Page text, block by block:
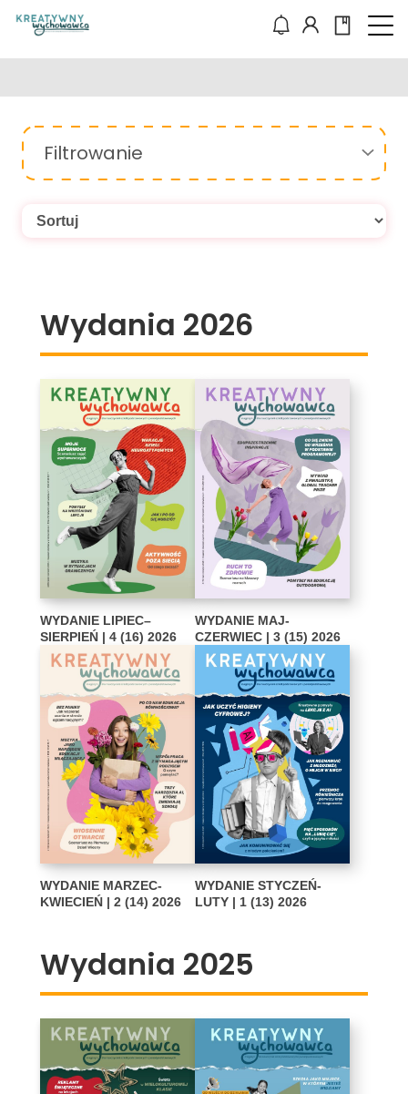
Filtrowanie
Wydania 2026
WYDANIE LIPIEC–
SIERPIEŃ | 4 (16) 2026
WYDANIE MAJ-
CZERWIEC | 3 (15) 2026
WYDANIE MARZEC-
KWIECIEŃ | 2 (14) 2026
WYDANIE STYCZEŃ-
LUTY | 1 (13) 2026
Wydania 2025